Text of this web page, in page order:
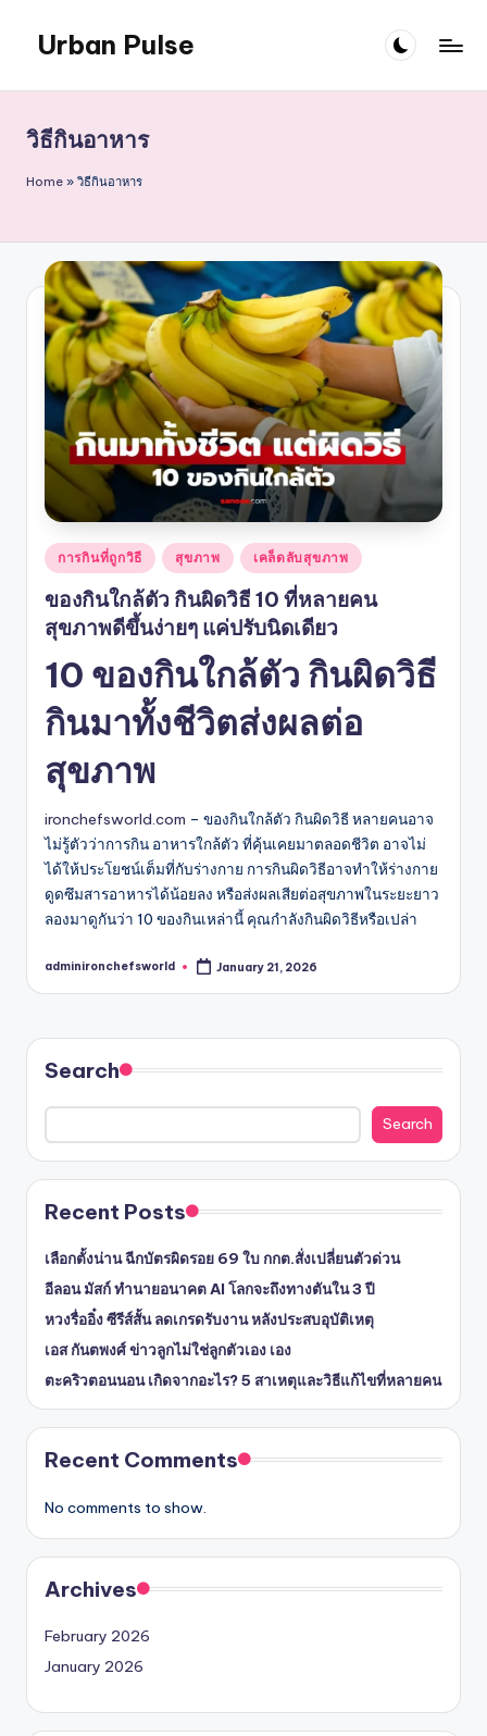
content
Urban Pulse
วิธีกินอาหาร
Home » วิธีกินอาหาร
Posted
in
การกินที่ถูกวิธี สุขภาพ เคล็ดลับสุขภาพ
ของกินใกล้ตัว กินผิดวิธี 10 ที่หลายคน
สุขภาพดีขึ้นง่ายๆ แค่ปรับนิดเดียว
10 ของกินใกล้ตัว กินผิดวิธี
กินมาทั้งชีวิตส่งผลต่อ
สุขภาพ
ironchefsworld.com – ของกินใกล้ตัว กินผิดวิธี หลายคนอาจ
ไม่รู้ตัวว่าการกิน อาหารใกล้ตัว ที่คุ้นเคยมาตลอดชีวิต อาจไม่
ได้ให้ประโยชน์เต็มที่กับร่างกาย การกินผิดวิธีอาจทำให้ร่างกาย
ดูดซึมสารอาหารได้น้อยลง หรือส่งผลเสียต่อสุขภาพในระยะยาว
ลองมาดูกันว่า 10 ของกินเหล่านี้ คุณกำลังกินผิดวิธีหรือเปล่า
Posted
adminironchefsworld January 21, 2026
Search
Search
Recent Posts
เลือกตั้งน่าน ฉีกบัตรผิดรอย 69 ใบ กกต.สั่งเปลี่ยนตัวด่วน
อีลอน มัสก์ ทำนายอนาคต AI โลกจะถึงทางตันใน 3 ปี
หวงรื่ออิ๋ง ซีรีส์สั้น ลดเกรดรับงาน หลังประสบอุบัติเหตุ
เอส กันตพงศ์ ข่าวลูกไม่ใช่ลูกตัวเอง เอง
ตะคริวตอนนอน เกิดจากอะไร? 5 สาเหตุและวิธีแก้ไขที่หลายคน
Recent Comments
No comments to show.
Archives
February 2026
January 2026